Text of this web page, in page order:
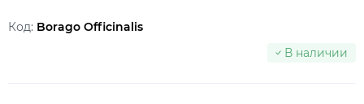
Код: Borago Officinalis
В наличии